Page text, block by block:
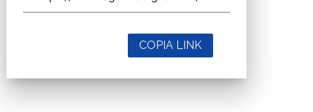
COPIA LINK